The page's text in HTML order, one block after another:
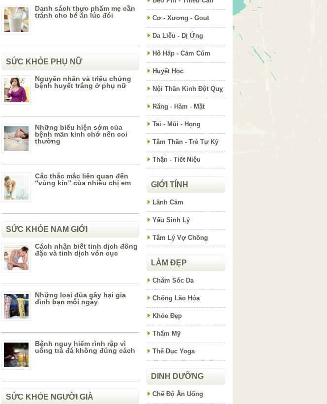
Danh sách thực phẩm mẹ cần
tránh cho bé ăn lúc đói
SỨC KHỎE PHỤ NỮ
Nguyên nhân và triệu chứng
bệnh huyết trắng ở phụ nữ
Những biểu hiện sớm của
bệnh mãn kinh chớ nên coi
thường
Cắc thắc mắc liên quan đến
“vùng kín” của nhiều chị em
SỨC KHỎE NAM GIỚI
Cách nhận biết tinh dịch đông
đặc và tinh dịch vón cục
Những loại đũa gây hại gia
đình bạn mỗi ngày
Bệnh nguy hiểm rình rập vì
uống trà đá không đúng cách
SỨC KHỎE NGƯỜI GIÀ
Cơ - Xương - Gout
Da Liễu - Dị Ứng
Hô Hấp - Cảm Cúm
Huyết Học
Nội Thần Kinh Đột Quỵ
Răng - Hàm - Mặt
Tai - Mũi - Họng
Tâm Thần - Trẻ Tự Kỷ
Thận - Tiết Niệu
GIỚI TÍNH
Lãnh Cảm
Yếu Sinh Lý
Tâm Lý Vợ Chồng
LÀM ĐẸP
Chăm Sóc Da
Chống Lão Hóa
Khỏe Đẹp
Thẩm Mỹ
Thể Dục Yoga
DINH DƯỠNG
Chế Độ Ăn Uống